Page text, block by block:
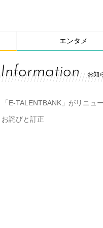
エンタメ
Information お知
「E-TALENTBANK」がリニュ
お詫びと訂正